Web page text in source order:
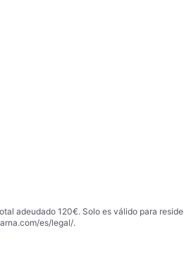
adeudado 120€. Solo es válido para
es/legal/.